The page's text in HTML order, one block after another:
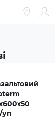
уп